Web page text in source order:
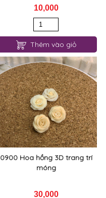
10,000
Thêm vào giỏ
0900 Hoa hồng 3D trang trí
móng